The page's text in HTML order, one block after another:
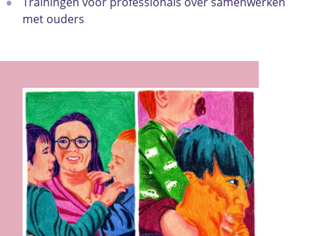
met ouders